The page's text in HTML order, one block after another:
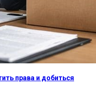
права и добиться